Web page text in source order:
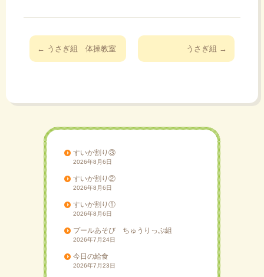
投
稿
ゲ
← うさぎ組 体操教室 うさぎ組 →
すいか割り③
2026年8月6日
すいか割り②
2026年8月6日
すいか割り①
2026年8月6日
プールあそび ちゅうりっぷ組
2026年7月24日
今日の給食
2026年7月23日